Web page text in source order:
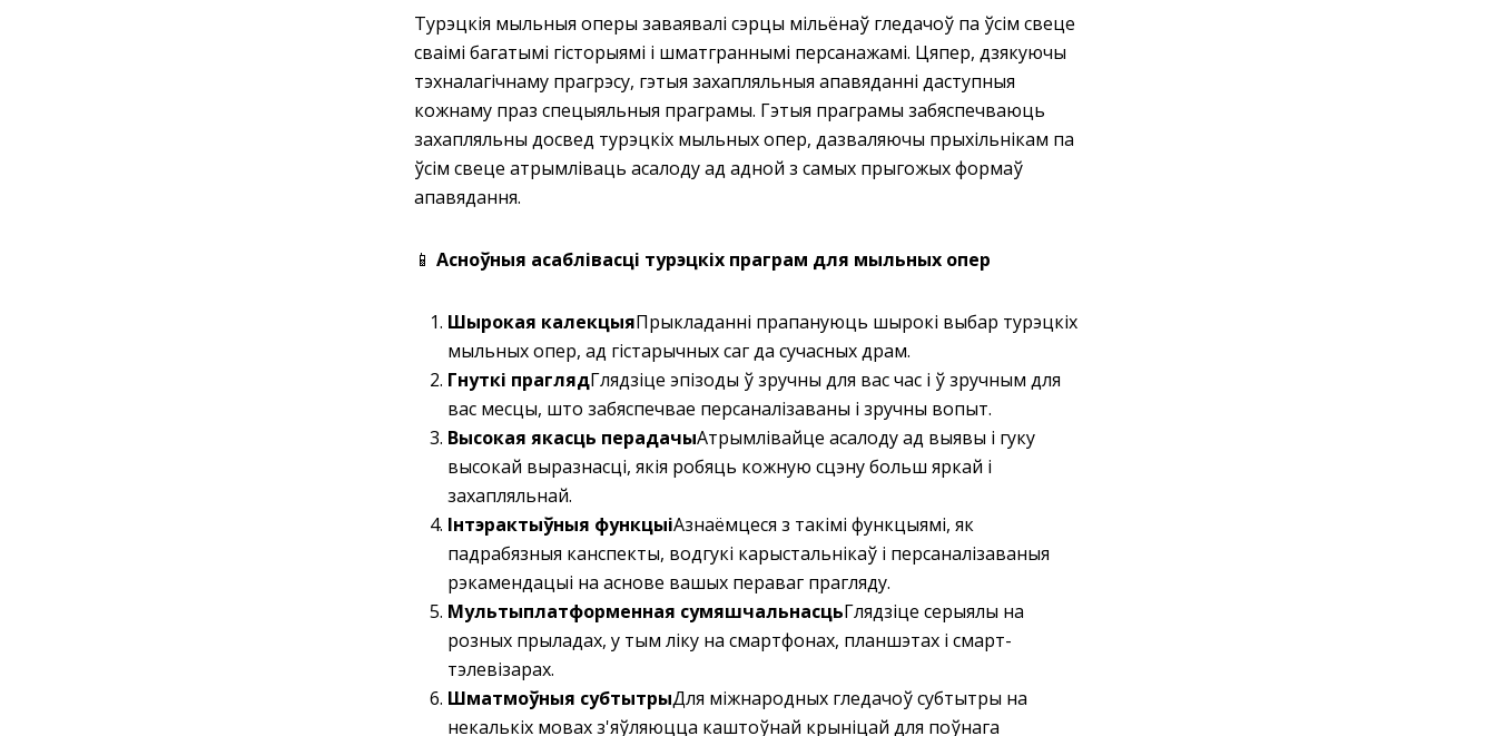
Турэцкія мыльныя оперы заваявалі сэрцы мільёнаў гледачоў па ўсім свеце
сваімі багатымі гісторыямі і шматграннымі персанажамі. Цяпер, дзякуючы
тэхналагічнаму прагрэсу, гэтыя захапляльныя апавяданні даступныя
кожнаму праз спецыяльныя праграмы. Гэтыя праграмы забяспечваюць
захапляльны досвед турэцкіх мыльных опер, дазваляючы прыхільнікам па
ўсім свеце атрымліваць асалоду ад адной з самых прыгожых формаў
апавядання.
📱 Асноўныя асаблівасці турэцкіх праграм для мыльных опер
Шырокая калекцыяПрыкладанні прапануюць шырокі выбар турэцкіх
мыльных опер, ад гістарычных саг да сучасных драм.
Гнуткі праглядГлядзіце эпізоды ў зручны для вас час і ў зручным для
вас месцы, што забяспечвае персаналізаваны і зручны вопыт.
Высокая якасць перадачыАтрымлівайце асалоду ад выявы і гуку
высокай выразнасці, якія робяць кожную сцэну больш яркай і
захапляльнай.
Інтэрактыўныя функцыіАзнаёмцеся з такімі функцыямі, як
падрабязныя канспекты, водгукі карыстальнікаў і персаналізаваныя
рэкамендацыі на аснове вашых пераваг прагляду.
Мультыплатформенная сумяшчальнасцьГлядзіце серыялы на
розных прыладах, у тым ліку на смартфонах, планшэтах і смарт-
тэлевізарах.
Шматмоўныя субтытрыДля міжнародных гледачоў субтытры на
некалькіх мовах з'яўляюцца каштоўнай крыніцай для поўнага